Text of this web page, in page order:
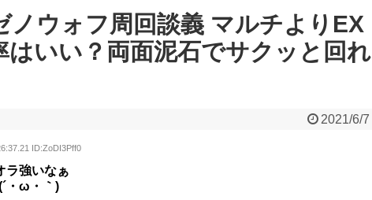
ノウォフ周回談義 マルチよりEX
はいい？両面泥石でサクッと回れ
2021/6/7
ID:ZoDI3Pff0
ラ強いなぁ
・ω・｀)